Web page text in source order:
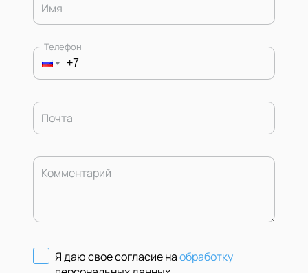
Имя
Телефон
Почта
Комментарий
Я даю свое согласие наобработку